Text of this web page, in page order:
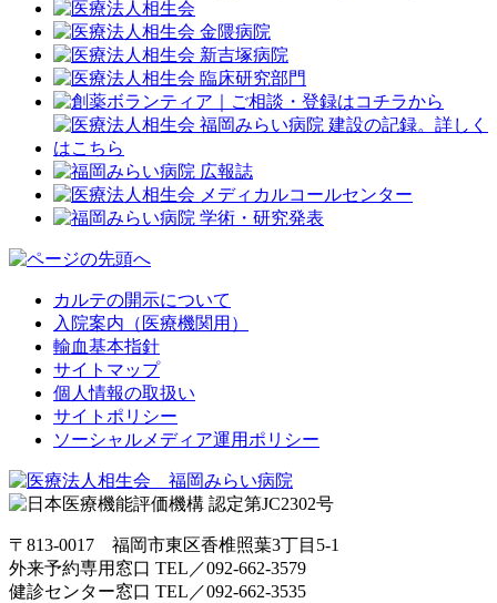
カルテの開示について
入院案内（医療機関用）
輸血基本指針
サイトマップ
個人情報の取扱い
サイトポリシー
ソーシャルメディア運用ポリシー
〒813-0017 福岡市東区香椎照葉3丁目5-1
外来予約専用窓口 TEL／092-662-3579
健診センター窓口 TEL／092-662-3535